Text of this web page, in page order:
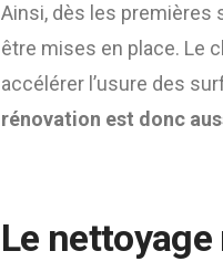
Ainsi, dès les premières
être mises en place. Le
accélérer l’usure des
rénovation est donc
Le